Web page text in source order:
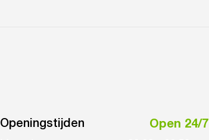
Openingstijden Open 24/7